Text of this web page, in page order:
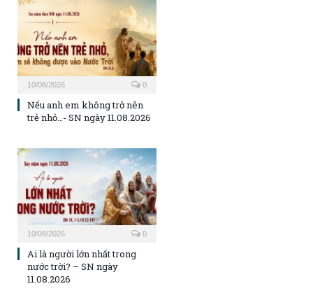
10/08/2026 0
Nếu anh em không trở nên
trẻ nhỏ…- SN ngày 11.08.2026
10/08/2026 0
Ai là người lớn nhất trong
nước trời? – SN ngày
11.08.2026